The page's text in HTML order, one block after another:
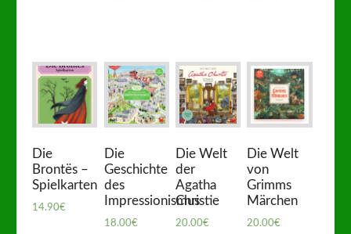
Die
Brontës –
Spielkarten
14.90€
Die
Geschichte
des
Impressionismus
18.00€
Die Welt
der
Agatha
Christie
20.00€
Die Welt
von
Grimms
Märchen
20.00€